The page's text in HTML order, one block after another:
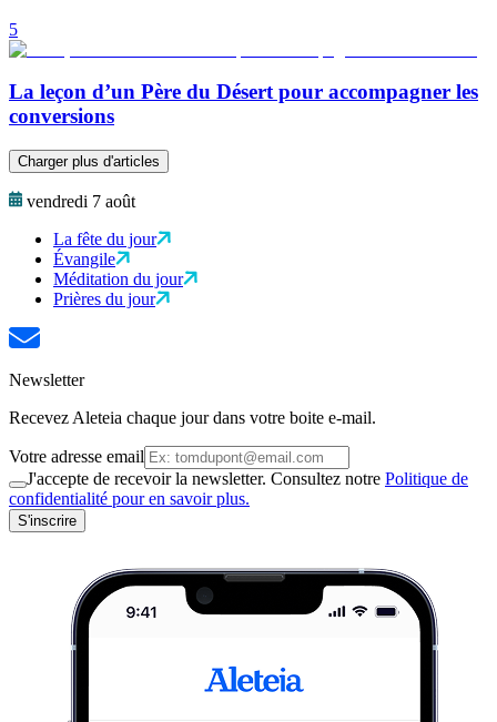
5
La leçon d’un Père du Désert pour accompagner les
conversions
Charger plus d'articles
vendredi 7 août
La fête du jour
Évangile
Méditation du jour
Prières du jour
Newsletter
Recevez Aleteia chaque jour dans votre boite e-mail.
Votre adresse email
J'accepte de recevoir la newsletter. Consultez notre Politique de
confidentialité pour en savoir plus.
S'inscrire